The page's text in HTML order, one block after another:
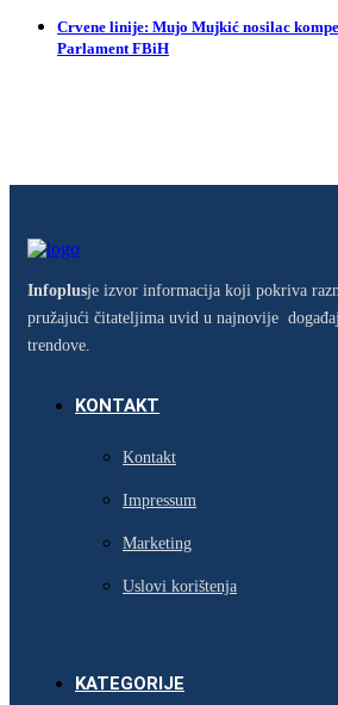
Crvene linije: Mujo Mujkić nosilac
Parlament FBiH
Infoplusje izvor informacija koji pokriva
pružajući čitateljima uvid u najnovije
trendove.
KONTAKT
Kontakt
Impressum
Marketing
Uslovi korištenja
KATEGORIJE